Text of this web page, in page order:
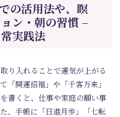
の活用法や、瞑
ン・朝の習慣 –
実践法
り入れることで運気が上がる
「開運招福」や「千客万来」
書くと、仕事や家庭の願い事
、手帳に「日進月歩」「七転